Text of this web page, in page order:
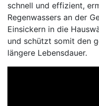
schnell und effizient,
Regenwassers an der
Einsickern in die
und schützt somit den
längere Lebensdauer.